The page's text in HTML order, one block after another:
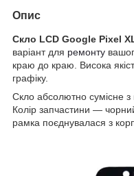
Опис
Скло LCD Google Pixel
варіант для ремонту
краю до краю. Висока
графіку.
Скло абсолютно сумісне
Колір запчастини —
рамка поєднувалася з